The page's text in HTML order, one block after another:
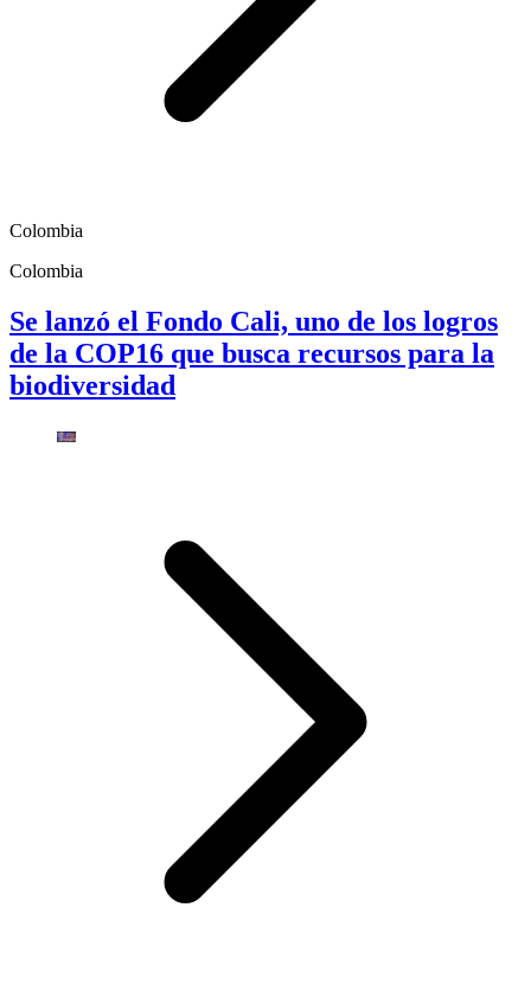
Colombia
Colombia
Se lanzó el Fondo Cali, uno de los logros
de la COP16 que busca recursos para la
biodiversidad